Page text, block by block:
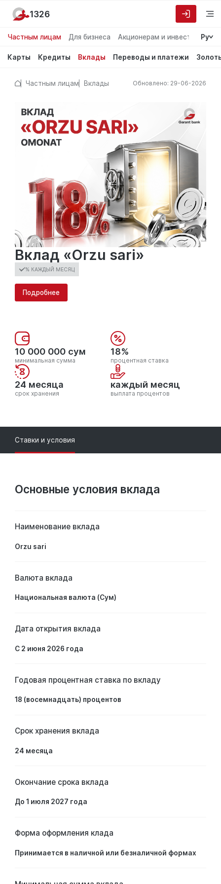
Частным лицам Для бизнеса Акционерам и инвесторам
Ру
Карты Кредиты Вклады Переводы и платежи
1326
Частным лицам Вклады Обновлено: 29-06-2026
Вклад «Orzu sari»
% КАЖДЫЙ МЕСЯЦ
Подробнее
10 000 000 сум
минимальная сумма
18%
процентная ставка
24 месяца
срок хранения
каждый месяц
выплата процентов
Ставки и условия
Основные условия вклада
Наименование вклада
Orzu sari
Валюта вклада
Национальная валюта (Сум)
Дата открытия вклада
С 2 июня 2026 года
Годовая процентная ставка по вкладу
18 (восемнадцать) процентов
Срок хранения вклада
24 месяцa
Окончание срока вклада
До 1 июля 2027 года
Форма оформления клада
Принимается в наличной или безналичной формах